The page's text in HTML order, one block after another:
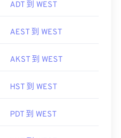
ADT 到 WEST
AEST 到 WEST
AKST 到 WEST
HST 到 WEST
PDT 到 WEST